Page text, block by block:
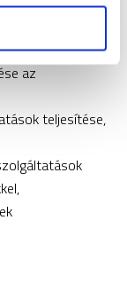
az
teljesítése,